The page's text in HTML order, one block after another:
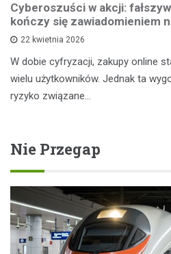
Cyberoszuści w akcji:
kończy się zawiadomieniem
22 kwietnia 2026
W dobie cyfryzacji, zakupy online
wielu użytkowników. Jednak ta
ryzyko związane…
Nie Przegap